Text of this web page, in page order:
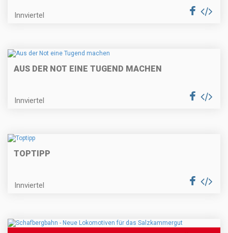
Innviertel
AUS DER NOT EINE TUGEND MACHEN
Innviertel
TOPTIPP
Innviertel